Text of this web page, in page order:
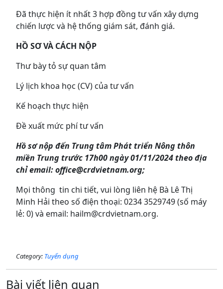
Đã thực hiện ít nhất 3 hợp đồng tư vấn xây dựng
chiến lược và hệ thống giám sát, đánh giá.
HỒ SƠ VÀ CÁCH NỘP
Thư bày tỏ sự quan tâm
Lý lịch khoa học (CV) của tư vấn
Kế hoạch thực hiện
Đề xuất mức phí tư vấn
Hồ sơ nộp đến Trung tâm Phát triển Nông thôn
miền Trung trước 17h00 ngày01/11/2024 theo địa
chỉ email: office@crdvietnam.org;
Mọi thông tin chi tiết, vui lòng liên hệ Bà Lê Thị
Minh Hải theo số điện thoại: 0234 3529749 (số máy
lẻ: 0) và email: hailm@crdvietnam.org.
Category: Tuyển dụng
Bài viết liên quan